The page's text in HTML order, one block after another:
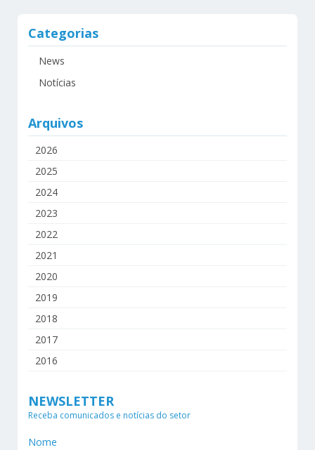
Categorias
News
Notícias
Arquivos
2026
2025
2024
2023
2022
2021
2020
2019
2018
2017
2016
NEWSLETTER
Receba comunicados e notícias do setor
Nome